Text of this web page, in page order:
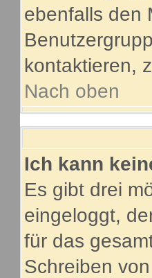
ebenfalls den
kontaktieren,
Nach oben
Ich kann
Es gibt drei
eingeloggt,
für das
Schreiben